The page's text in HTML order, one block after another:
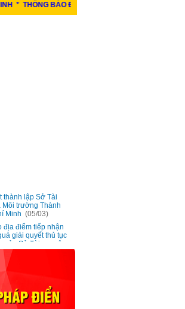
THÔNG BÁO ĐỊA ĐIỂM TIẾP NHẬN VÀ TRẢ KẾT
trường Thành
Minh(05/03)
giải quyết thủ tục
của Sở Tài nguyên
trào “Hãy trở
dân số Thành phố
- Kết nối nhanh
công dân và chính
công chức, viên
lao động(20/01)